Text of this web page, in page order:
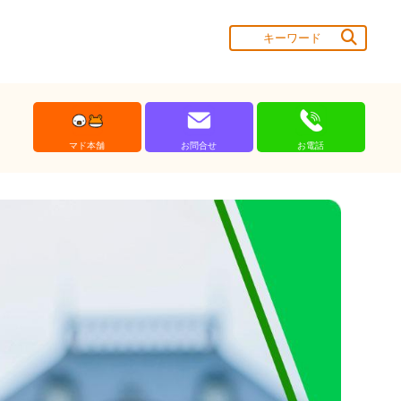
マド本舗 お問合せ お電話